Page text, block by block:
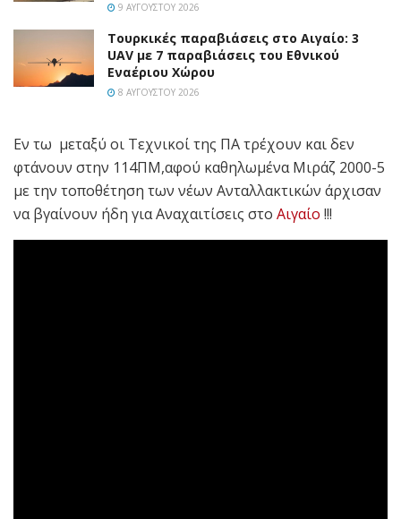
9 ΑΥΓΟΎΣΤΟΥ 2026
Τουρκικές παραβιάσεις στο Αιγαίο: 3
UAV με 7 παραβιάσεις του Εθνικού
Εναέριου Χώρου
8 ΑΥΓΟΎΣΤΟΥ 2026
Εν τω μεταξύ οι Τεχνικοί της ΠΑ τρέχουν και δεν
φτάνουν στην 114ΠΜ,αφού καθηλωμένα Μιράζ 2000-5
με την τοποθέτηση των νέων Ανταλλακτικών άρχισαν
να βγαίνουν ήδη για Αναχαιτίσεις στο Αιγαίο !!!